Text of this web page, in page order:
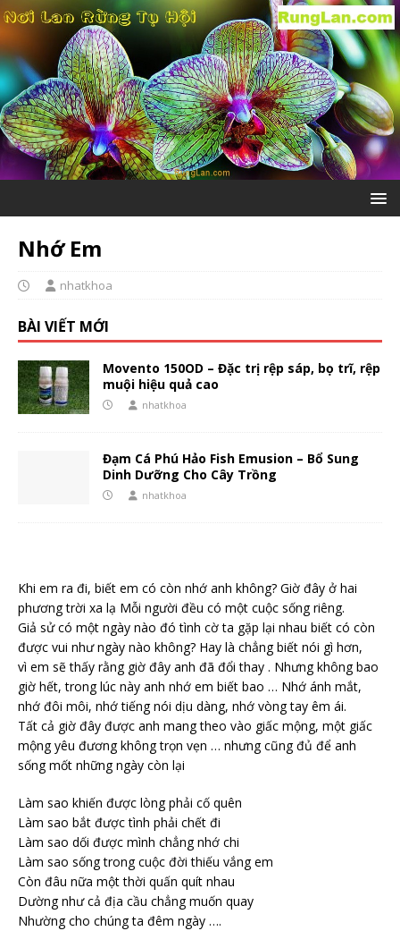
Nhớ Em
nhatkhoa
BÀI VIẾT MỚI
Movento 150OD – Đặc trị rệp sáp, bọ trĩ, rệp
muội hiệu quả cao
nhatkhoa
Đạm Cá Phú Hảo Fish Emusion – Bổ Sung
Dinh Dưỡng Cho Cây Trồng
nhatkhoa
Khi em ra đi, biết em có còn nhớ anh không? Giờ đây ở hai
phương trời xa lạ Mỗi người đều có một cuộc sống riêng.
Giả sử có một ngày nào đó tình cờ ta gặp lại nhau biết có còn
được vui như ngày nào không? Hay là chẳng biết nói gì hơn,
vì em sẽ thấy rằng giờ đây anh đã đổi thay . Nhưng không bao
giờ hết, trong lúc này anh nhớ em biết bao … Nhớ ánh mắt,
nhớ đôi môi, nhớ tiếng nói dịu dàng, nhớ vòng tay êm ái.
Tất cả giờ đây được anh mang theo vào giấc mộng, một giấc
mộng yêu đương không trọn vẹn … nhưng cũng đủ để anh
sống mốt những ngày còn lại
Làm sao khiến được lòng phải cố quên
Làm sao bắt được tình phải chết đi
Làm sao dối được mình chẳng nhớ chi
Làm sao sống trong cuộc đời thiếu vắng em
Còn đâu nữa một thời quấn quít nhau
Dường như cả địa cầu chẳng muốn quay
Nhường cho chúng ta đêm ngày ….